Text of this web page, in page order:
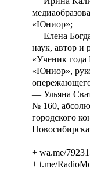
«Юниор»;
— Елена
наук, автор и
«Ученик года
«Юниор»,
— Ульяна
№ 160,
городского
+ wa.me/
+ t.me/